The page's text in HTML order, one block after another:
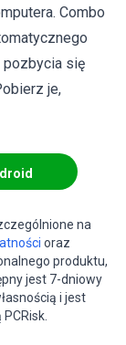
Combo
pozbycia się
je,
na
oraz
produktu,
jest 7-dniowy
i jest